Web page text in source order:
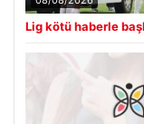
Kelebek sohbet
Adresi Ve Sohbet